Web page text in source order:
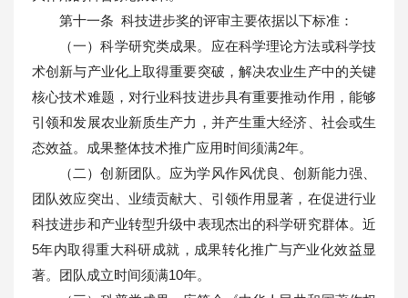
第十一条 科技进步奖的评审主要依据以下标准：
（一）科学研究类成果。应在科学理论方法或科学技
术创新与产业化上取得重要突破，解决农业生产中的关键
核心技术难题，对行业科技进步具有重要推动作用，能够
引领和发展农业新质生产力，并产生重大经济、社会或生
态效益。成果整体技术推广应用时间须满2年。
（二）创新团队。应为学风作风优良、创新能力强、
团队效应突出、业绩贡献大、引领作用显著，在促进行业
科技进步和产业转型升级中表现杰出的科学研究群体。近
5年内取得重大科研成就，成果转化推广与产业化效益显
著。团队成立时间须满10年。